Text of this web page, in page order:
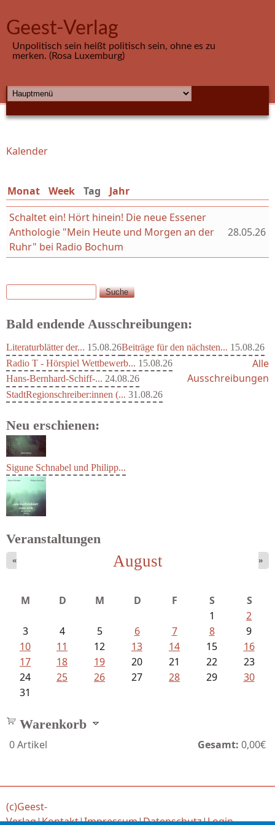
Geest-Verlag
Unpolitisch sein heißt politisch sein, ohne es zu
merken. (Rosa Luxemburg)
HAUPTMENÜ
Sie sind hier
Kalender
Monat Week Tag (aktiver Reiter)
Jahr
Schaltet ein! Hört hinein! Die neue Essener
Anthologie "Mein Heute und Morgen an der
Ruhr" bei Radio Bochum
28.05.26
Suchformular
Suche
Bald endende Ausschreibungen:
Literaturblätter der... 15.08.26Beiträge für den nächsten... 15.08.26
Radio T - Hörspiel Wettbewerb... 15.08.26
Hans-Bernhard-Schiff-... 24.08.26
StadtRegionschreiber:innen (... 31.08.26
Alle
Ausschreibungen
Neu erschienen:
Schnabel, Sigune und Philipp L´...
Veranstaltungen
August
« »
M D M D F S
S
1
2
3
4 5 6 7 8
9
10
11 12 13 14 15
16
17
18 19 20 21 22
23
24
25 26 27 28 29
30
31
Warenkorb
0Artikel Gesamt: 0,00€
(c)Geest-
Verlag|Kontakt|Impressum|Datenschutz|Login